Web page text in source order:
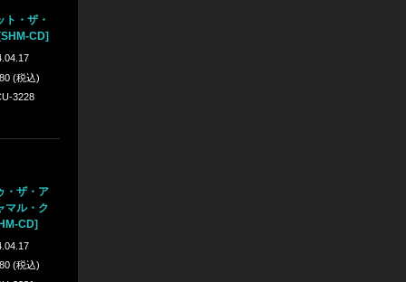
ト・ザ・
CD]
(税込)
3228
・ザ・ア
マル・ク
CD]
(税込)